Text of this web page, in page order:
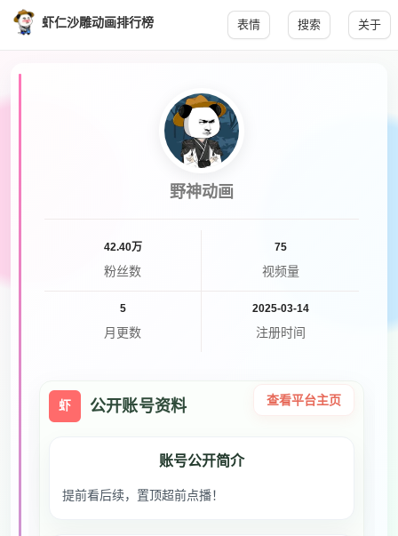
虾仁沙雕动画排行榜 表情 搜索 关于
野神动画
42.40万
粉丝数
75
视频量
5
月更数
2025-03-14
注册时间
虾 公开账号资料 查看平台主页
账号公开简介
提前看后续，置顶超前点播！